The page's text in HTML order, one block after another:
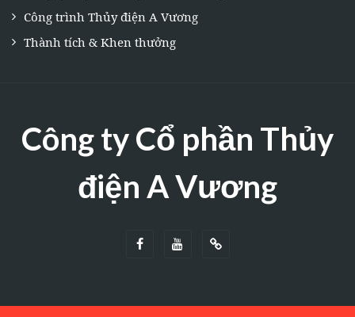
Công trình Thủy điện A Vương
Thành tích & Khen thưởng
Công ty Cổ phần Thủy
điện A Vương